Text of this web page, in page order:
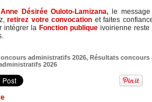
Anne Désirée Ouloto-Lamizana, le
retirez votre convocation et faites
intégrer la Fonction publique ivoirienne reste
administratifs 2026, Résultats concours
2026